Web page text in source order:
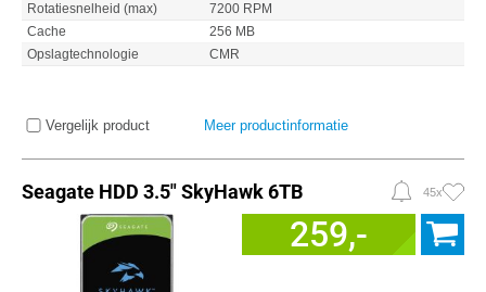
Rotatiesnelheid (max)
7200 RPM
Cache
256 MB
Opslagtechnologie
CMR
Vergelijk product Meer productinformatie
Seagate HDD 3.5" SkyHawk 6TB 45x
259,-